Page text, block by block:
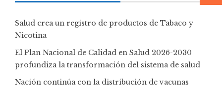
Salud crea un registro de productos de Tabaco y
Nicotina
El Plan Nacional de Calidad en Salud 2026-2030
profundiza la transformación del sistema de salud
Nación continúa con la distribución de vacunas